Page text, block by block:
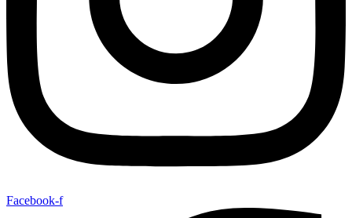
Facebook-f